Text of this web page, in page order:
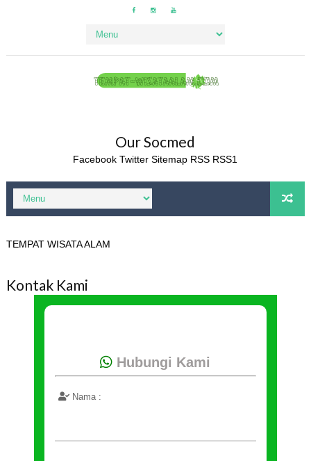
Our Socmed
Facebook TwitterSitemap RSS RSS1
TEMPAT WISATA ALAM
Kontak Kami
Hubungi Kami
Nama :